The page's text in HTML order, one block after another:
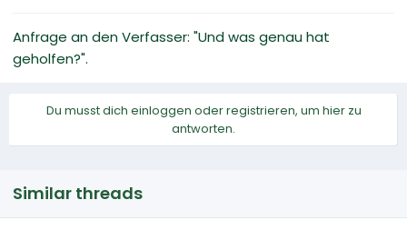
Anfrage an den Verfasser: "Und was genau hat
geholfen?".
Du musst dich einloggen oder registrieren, um hier zu
antworten.
Similar threads